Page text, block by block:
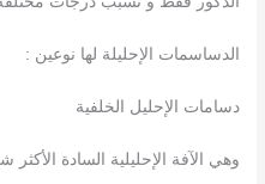
الدساسمات الإحليلة لها نوعين :
دسامات الإحليل الخلفية
وهي الآفة الإحليلية السادة